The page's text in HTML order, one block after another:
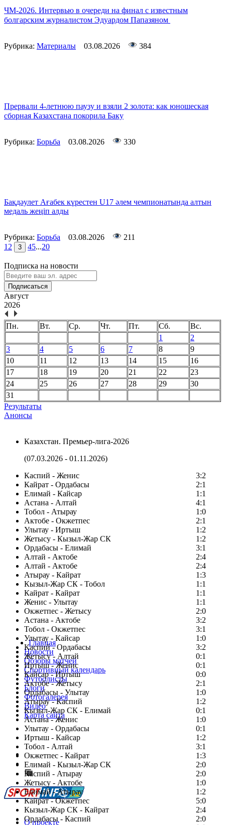
ЧМ-2026. Интервью в очереди на финал с известным
болгарским журналистом Эдуардом Папазяном
Рубрика: Материалы 03.08.2026 384
Прервали 4-летнюю паузу и взяли 2 золота: как юношеская
сборная Казахстана покорила Баку
Рубрика: Борьба 03.08.2026 330
Бақдәулет Ағабек күрестен U17 әлем чемпионатында алтын
медаль жеңіп алды
Рубрика: Борьба 03.08.2026
211
12 3 45...20
Подписка на новости
Подписаться
Август
2026
Пн. Вт. Ср. Чт. Пт. Сб.
Вс.
1
2
3
4 5 6 7 8
9
10
11 12 13 14 15
16
17
18 19 20 21 22
23
24
25 26 27 28 29
30
31
Результаты
Анонсы
Казахстан. Премьер-лига-2026
(07.03.2026 - 01.11.2026)
Каспий - Женис
3:2
Кайрат - Ордабасы
2:1
Елимай - Кайсар
1:1
Астана - Алтай
4:1
Тобол - Атырау
1:0
Актобе - Окжетпес
2:1
Улытау - Иртыш
1:2
Жетысу - Кызыл-Жар СК
1:2
Ордабасы - Елимай
3:1
Алтай - Актобе
2:4
Алтай - Актобе
2:4
Атырау - Кайрат
1:3
Кызыл-Жар СК - Тобол
1:1
Кайрат - Кайрат
1:1
Женис - Улытау
1:1
Окжетпес - Жетысу
2:0
Астана - Актобе
3:2
Тобол - Окжетпес
3:1
Улытау - Кайсар
1:0
Каспий - Ордабасы
3:2
Жетысу - Алтай
0:1
Иртыш - Женис
0:1
Кайсар - Иртыш
0:0
Актобе - Жетысу
2:1
Ордабасы - Улытау
1:0
Атырау - Каспий
1:2
Кызыл-Жар СК - Елимай
0:1
Астана - Женис
1:0
Улытау - Ордабасы
0:1
Иртыш - Кайсар
1:2
Тобол - Алтай
3:1
Окжетпес - Кайрат
1:3
Елимай - Кызыл-Жар СК
2:0
Каспий - Атырау
2:0
Жетысу - Актобе
1:0
Елимай - Атырау
1:2
Кайрат - Окжетпес
5:0
Кызыл-Жар СК - Кайрат
2:4
Ордабасы - Каспий
2:0
Главная
Новости
Обзоры матчей
Спортивный календарь
Футболисты
Блоги
Фотогалерея
Видео
Карта сайта
Есть идея?
Сообщить о мероприятии
Перейти на старый сайт
О проекте